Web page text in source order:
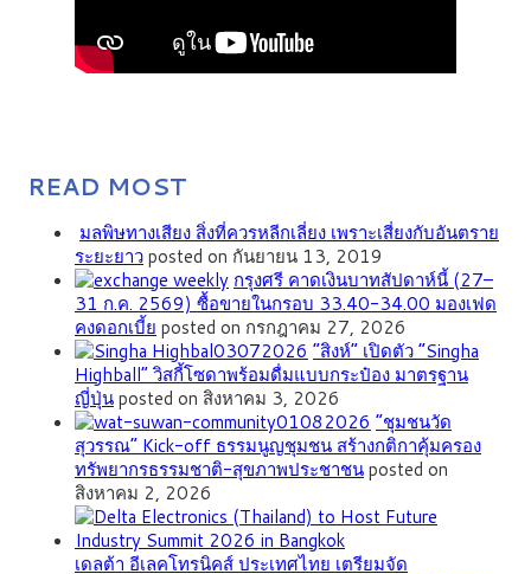
READ MOST
มลพิษทางเสียง สิ่งที่ควรหลีกเลี่ยง เพราะเสี่ยงกับอันตราย
ระยะยาวposted on กันยายน 13, 2019
กรุงศรี คาดเงินบาทสัปดาห์นี้ (27–
31 ก.ค. 2569) ซื้อขายในกรอบ 33.40-34.00 มองเฟด
คงดอกเบี้ย posted on กรกฎาคม 27, 2026
“สิงห์” เปิดตัว “Singha
Highball” วิสกี้โซดาพร้อมดื่มแบบกระป๋อง มาตรฐาน
ญี่ปุ่นposted on สิงหาคม 3, 2026
”ชุมชนวัด
สุวรรณ” Kick-off ธรรมนูญชุมชน สร้างกติกาคุ้มครอง
ทรัพยากรธรรมชาติ-สุขภาพประชาชนposted on
สิงหาคม 2, 2026
เดลต้า อีเลคโทรนิคส์ ประเทศไทย เตรียมจัด